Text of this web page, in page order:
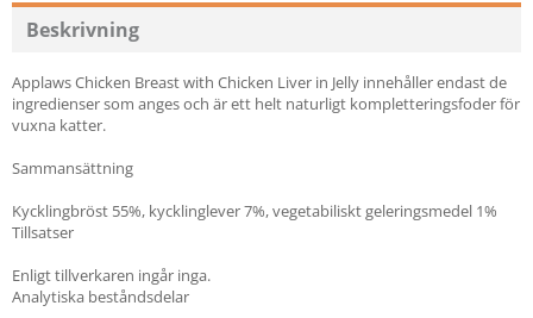
Beskrivning
Applaws Chicken Breast with Chicken Liver in Jelly innehåller endast de
ingredienser som anges och är ett helt naturligt kompletteringsfoder för
vuxna katter.
Sammansättning
Kycklingbröst 55%, kycklinglever 7%, vegetabiliskt geleringsmedel 1%
Tillsatser
Enligt tillverkaren ingår inga.
Analytiska beståndsdelar